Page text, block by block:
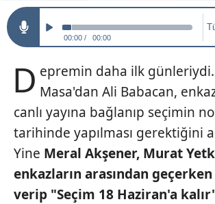
paylaş tweetle paylaş paylaş yazara
gönder
00:00 00:00
D epremin daha ilk günleriydi.
Masa'dan Ali Babacan,
canlı yayına bağlanıp seçimin
tarihinde yapılması gerektiğini
Yine Meral Akşener, Murat
enkazların arasından
verip "Seçim 18 Haziran'a